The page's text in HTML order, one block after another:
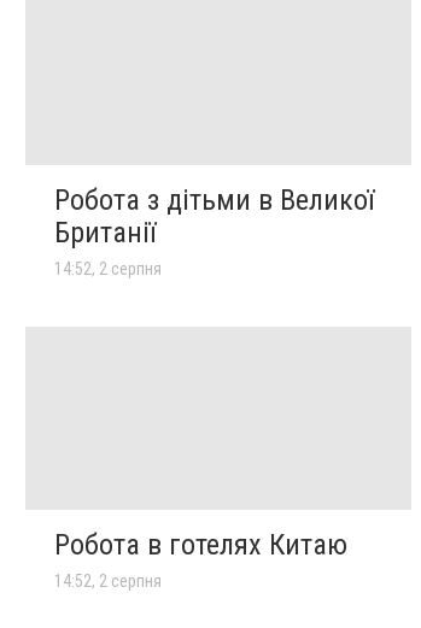
Робота з дітьми в Великої
Британії
14:52, 2 серпня
Робота в готелях Китаю
14:52, 2 серпня